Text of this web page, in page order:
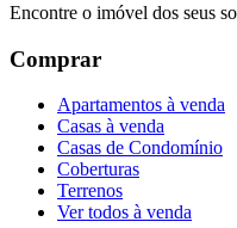
Encontre o imóvel dos seus
Comprar
Apartamentos à venda
Casas à venda
Casas de Condomínio
Coberturas
Terrenos
Ver todos à venda